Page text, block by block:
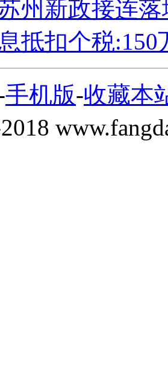
州新政接连
抵扣个税:150
手机版-收藏本